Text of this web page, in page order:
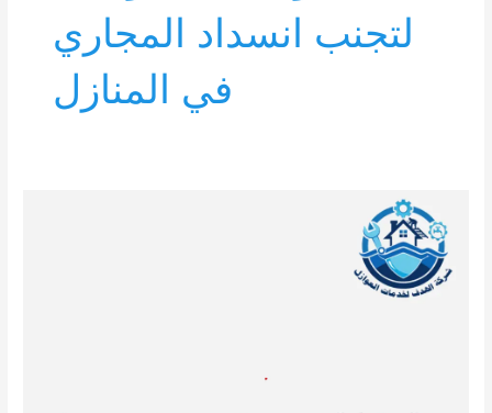
لتجنب انسداد المجاري
في المنازل
وقائية
لتجنب
انسداد
المجاري